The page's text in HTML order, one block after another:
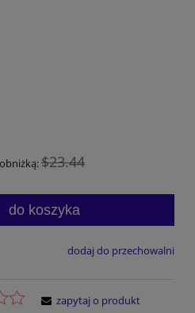
$23.44
do koszyka
dodaj do przechowalni
zapytaj o produkt